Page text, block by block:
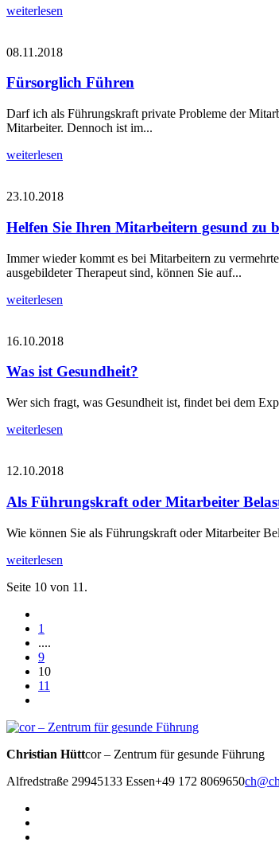
weiterlesen
08.11.2018
Fürsorglich Führen
Darf ich als Führungskraft private Probleme der
Mitarbeiter. Dennoch ist im...
weiterlesen
23.10.2018
Helfen Sie Ihren Mitarbeitern gesund zu
Immer wieder kommt es bei Mitarbeitern zu
ausgebildeter Therapeut sind, können Sie auf...
weiterlesen
16.10.2018
Was ist Gesundheit?
Wer sich fragt, was Gesundheit ist, findet bei dem
weiterlesen
12.10.2018
Als Führungskraft oder Mitarbeiter
Wie können Sie als Führungskraft oder Mitarbeiter
weiterlesen
Seite 10 von 11.
1
....
9
10
11
Christian Hüttcor – Zentrum für gesunde Führung
Alfredstraße 29945133 Essen+49 172 8069650